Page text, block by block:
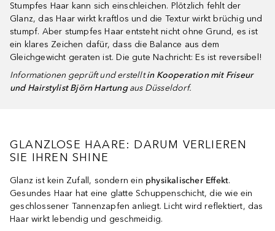
Stumpfes Haar kann sich einschleichen. Plötzlich fehlt der
Glanz, das Haar wirkt kraftlos und die Textur wirkt brüchig und
stumpf. Aber stumpfes Haar entsteht nicht ohne Grund, es ist
ein klares Zeichen dafür, dass die Balance aus dem
Gleichgewicht geraten ist. Die gute Nachricht: Es ist reversibel!
Informationen geprüft und erstelltin Kooperation mit Friseur
und Hairstylist Björn Hartungaus Düsseldorf.
GLANZLOSE HAARE: DARUM VERLIEREN
SIE IHREN SHINE
Glanz ist kein Zufall, sondern ein physikalischer Effekt.
Gesundes Haar hat eine glatte Schuppenschicht, die wie ein
geschlossener Tannenzapfen anliegt. Licht wird reflektiert, das
Haar wirkt lebendig und geschmeidig.